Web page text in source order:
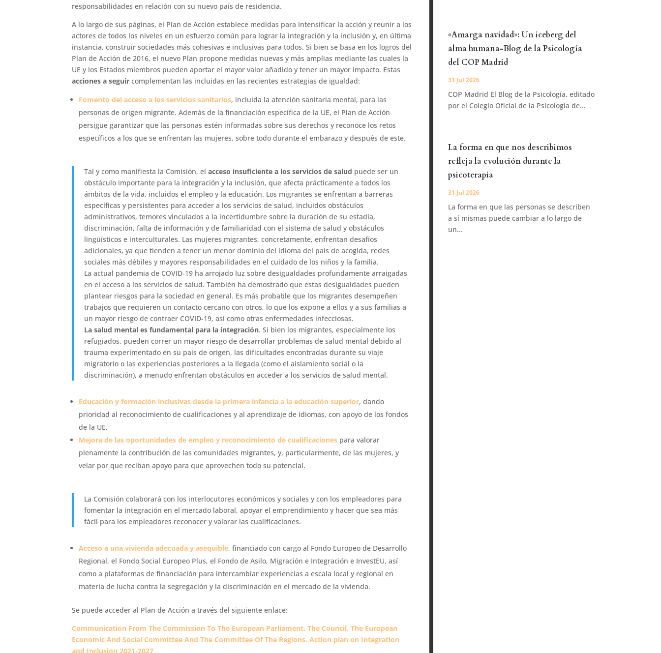
responsabilidades en relación con su nuevo país de residencia.
A lo largo de sus páginas, el Plan de Acción establece medidas para intensificar la acción y reunir a los
actores de todos los niveles en un esfuerzo común para lograr la integración y la inclusión y, en última
instancia, construir sociedades más cohesivas e inclusivas para todos. Si bien se basa en los logros del
Plan de Acción de 2016, el nuevo Plan propone medidas nuevas y más amplias mediante las cuales la
UE y los Estados miembros pueden aportar el mayor valor añadido y tener un mayor impacto. Estas
acciones a seguircomplementan las incluidas en las recientes estrategias de igualdad:
Fomento del acceso a los servicios sanitarios, incluida la atención sanitaria mental, para las
personas de origen migrante. Además de la financiación específica de la UE, el Plan de Acción
persigue garantizar que las personas estén informadas sobre sus derechos y reconoce los retos
específicos a los que se enfrentan las mujeres, sobre todo durante el embarazo y después de este.
Tal y como manifiesta la Comisión, elacceso insuficiente a los servicios de salud puede ser un
obstáculo importante para la integración y la inclusión, que afecta prácticamente a todos los
ámbitos de la vida, incluidos el empleo y la educación. Los migrantes se enfrentan a barreras
específicas y persistentes para acceder a los servicios de salud, incluidos obstáculos
administrativos, temores vinculados a la incertidumbre sobre la duración de su estadía,
discriminación, falta de información y de familiaridad con el sistema de salud y obstáculos
lingüísticos e interculturales. Las mujeres migrantes, concretamente, enfrentan desafíos
adicionales, ya que tienden a tener un menor dominio del idioma del país de acogida, redes
sociales más débiles y mayores responsabilidades en el cuidado de los niños y la familia.
La actual pandemia de COVID-19 ha arrojado luz sobre desigualdades profundamente arraigadas
en el acceso a los servicios de salud. También ha demostrado que estas desigualdades pueden
plantear riesgos para la sociedad en general. Es más probable que los migrantes desempeñen
trabajos que requieren un contacto cercano con otros, lo que los expone a ellos y a sus familias a
un mayor riesgo de contraer COVID-19, así como otras enfermedades infecciosas.
La salud mental es fundamental para la integración. Si bien los migrantes, especialmente los
refugiados, pueden correr un mayor riesgo de desarrollar problemas de salud mental debido al
trauma experimentado en su país de origen, las dificultades encontradas durante su viaje
migratorio o las experiencias posteriores a la llegada (como el aislamiento social o la
discriminación), a menudo enfrentan obstáculos en acceder a los servicios de salud mental.
Educación y formación inclusivas desde la primera infancia a la educación superior, dando
prioridad al reconocimiento de cualificaciones y al aprendizaje de idiomas, con apoyo de los fondos
de la UE.
Mejora de las oportunidades de empleo y reconocimiento de cualificaciones para valorar
plenamente la contribución de las comunidades migrantes, y, particularmente, de las mujeres, y
velar por que reciban apoyo para que aprovechen todo su potencial.
La Comisión colaborará con los interlocutores económicos y sociales y con los empleadores para
fomentar la integración en el mercado laboral, apoyar el emprendimiento y hacer que sea más
fácil para los empleadores reconocer y valorar las cualificaciones.
Acceso a una vivienda adecuada y asequible, financiado con cargo al Fondo Europeo de Desarrollo
Regional, el Fondo Social Europeo Plus, el Fondo de Asilo, Migración e Integración e InvestEU, así
como a plataformas de financiación para intercambiar experiencias a escala local y regional en
materia de lucha contra la segregación y la discriminación en el mercado de la vivienda.
Se puede acceder al Plan de Acción a través del siguiente enlace:
Communication From The Commission To The European Parliament, The Council, The European
Economic And Social Committee And The Committee Of The Regions. Action plan on Integration
and Inclusion 2021-2027
«Amarga navidad»: Un iceberg del
alma humana-Blog de la Psicología
del COP Madrid
31 Jul 2026
COP Madrid El Blog de la Psicología, editado
por el Colegio Oficial de la Psicología de...
La forma en que nos describimos
refleja la evolución durante la
psicoterapia
31 Jul 2026
La forma en que las personas se describen
a sí mismas puede cambiar a lo largo de
un...